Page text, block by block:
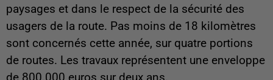
paysages et dans le respect de la sécurité des
usagers de la route. Pas moins de 18 kilomètres
sont concernés cette année, sur quatre portions
de routes. Les travaux représentent une enveloppe